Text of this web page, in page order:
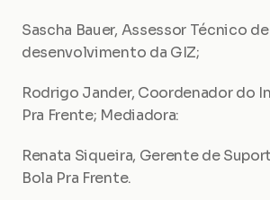
Sascha Bauer, Assessor Técnico
desenvolvimento da GIZ;
Rodrigo Jander, Coordenador do
Pra Frente; Mediadora:
Renata Siqueira, Gerente de
Bola Pra Frente.